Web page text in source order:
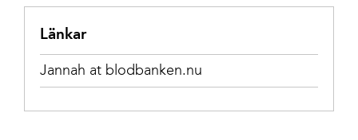
Länkar
Jannah at blodbanken.nu